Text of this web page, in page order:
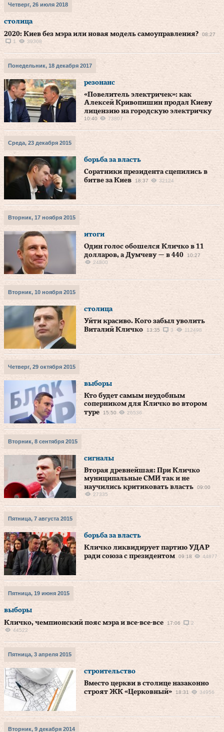
Четверг, 26 июля 2018
столица
2020: Киев без мэра или новая модель самоуправления?
08:27
1
39308
Понедельник, 18 декабря 2017
резонанс
«Повелитель электричек»: как
Алексей Кривопишин продал Киеву
лицензию на городскую электричку
10:40 73807
Среда, 23 декабря 2015
борьба за власть
Соратники президента сцепились в
битве за Киев
18:37 32124
Вторник, 17 ноября 2015
итоги
Один голос обошелся Кличко в 11
долларов, а Думчеву — в 440
10:27
24800
Вторник, 10 ноября 2015
столица
Уйти красиво. Кого забыл уволить
Виталий Кличко
13:35 3 112498
Четверг, 29 октября 2015
выборы
Кто будет самым неудобным
соперником для Кличко во втором
туре
15:50 26536
Вторник, 8 сентября 2015
сигналы
Вторая древнейшая: При Кличко
муниципальные СМИ так и не
научились критиковать власть
09:00
27335
Пятница, 7 августа 2015
борьба за власть
Кличко ликвидирует партию УДАР
ради союза с президентом
09:18 44877
Пятница, 19 июня 2015
выборы
Кличко, чемпионский пояс мэра и все-все-все
17:06
2
44522
Пятница, 3 апреля 2015
строительство
Вместо церкви в столице назаконно
строят ЖК «Церковный»
18:31 34956
Вторник, 9 декабря 2014